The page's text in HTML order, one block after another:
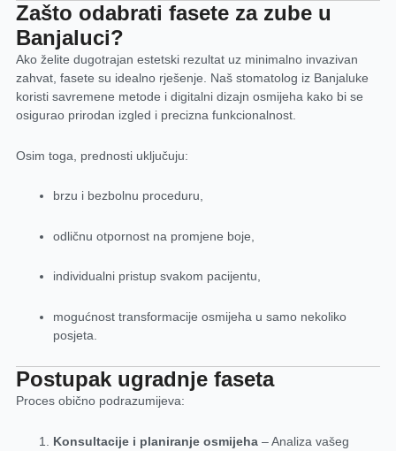
Zašto odabrati fasete za zube u
Banjaluci?
Ako želite dugotrajan estetski rezultat uz minimalno invazivan
zahvat, fasete su idealno rješenje. Naš stomatolog iz Banjaluke
koristi savremene metode i digitalni dizajn osmijeha kako bi se
osigurao prirodan izgled i precizna funkcionalnost.
Osim toga, prednosti uključuju:
brzu i bezbolnu proceduru,
odličnu otpornost na promjene boje,
individualni pristup svakom pacijentu,
mogućnost transformacije osmijeha u samo nekoliko
posjeta.
Postupak ugradnje faseta
Proces obično podrazumijeva:
Konsultacije i planiranje osmijeha– Analiza vašeg